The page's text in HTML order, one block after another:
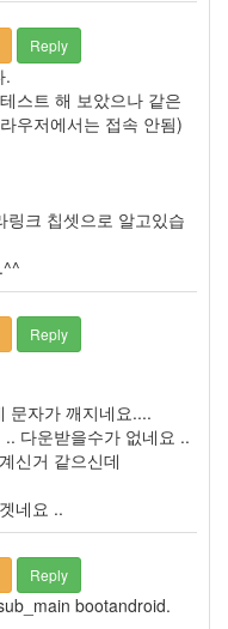
Reply
.
스트 해 보았으나 같은
우저에서는 접속 안됨)
크 칩셋으로 알고있습
Reply
문자가 깨지네요....
다운받을수가 없네요 ..
신거 같으신데
네요 ..
Reply
bootandroid.